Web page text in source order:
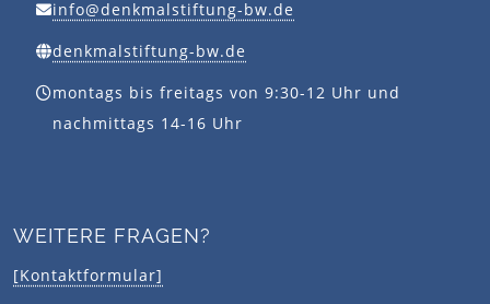
info@denkmalstiftung-bw.de
denkmalstiftung-bw.de
montags bis freitags von 9:30-12 Uhr und
nachmittags 14-16 Uhr
WEITERE FRAGEN?
[Kontaktformular]